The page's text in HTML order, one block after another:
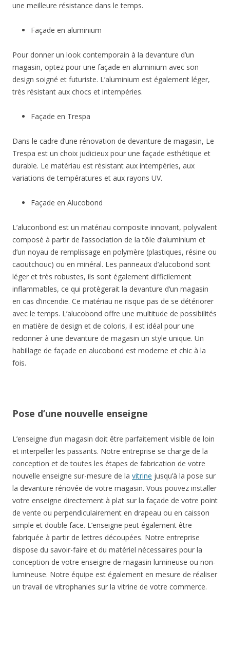
une meilleure résistance dans le temps.
Façade en aluminium
Pour donner un look contemporain à la devanture d’un
magasin, optez pour une façade en aluminium avec son
design soigné et futuriste. L’aluminium est également léger,
très résistant aux chocs et intempéries.
Façade en Trespa
Dans le cadre d’une rénovation de devanture de magasin, Le
Trespa est un choix judicieux pour une façade esthétique et
durable. Le matériau est résistant aux intempéries, aux
variations de températures et aux rayons UV.
Façade en Alucobond
L’aluconbond est un matériau composite innovant, polyvalent
composé à partir de l’association de la tôle d’aluminium et
d’un noyau de remplissage en polymère (plastiques, résine ou
caoutchouc) ou en minéral. Les panneaux d’alucobond sont
léger et très robustes, ils sont également difficilement
inflammables, ce qui protègerait la devanture d’un magasin
en cas d’incendie. Ce matériau ne risque pas de se détériorer
avec le temps. L’alucobond offre une multitude de possibilités
en matière de design et de coloris, il est idéal pour une
redonner à une devanture de magasin un style unique. Un
habillage de façade en alucobond est moderne et chic à la
fois.
Pose d’une nouvelle enseigne
L’enseigne d’un magasin doit être parfaitement visible de loin
et interpeller les passants. Notre entreprise se charge de la
conception et de toutes les étapes de fabrication de votre
nouvelle enseigne sur-mesure de la vitrine jusqu’à la pose sur
la devanture rénovée de votre magasin. Vous pouvez installer
votre enseigne directement à plat sur la façade de votre point
de vente ou perpendiculairement en drapeau ou en caisson
simple et double face. L’enseigne peut également être
fabriquée à partir de lettres découpées. Notre entreprise
dispose du savoir-faire et du matériel nécessaires pour la
conception de votre enseigne de magasin lumineuse ou non-
lumineuse. Notre équipe est également en mesure de réaliser
un travail de vitrophanies sur la vitrine de votre commerce.